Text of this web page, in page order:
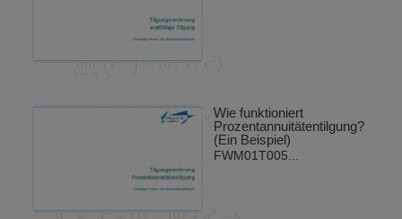
Wie funktioniert
Prozentannuitätentilgung?
(Ein Beispiel)
FWM01T005...